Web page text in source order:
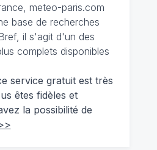
meteo-paris.com
base de recherches
il s'agit d'un des
complets disponibles
service gratuit est très
êtes fidèles et
la possibilité de